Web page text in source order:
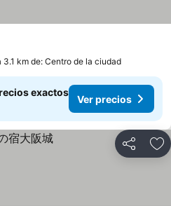
3.1 km de: Centro de la ciudad
exactos
Ver precios
Compartir